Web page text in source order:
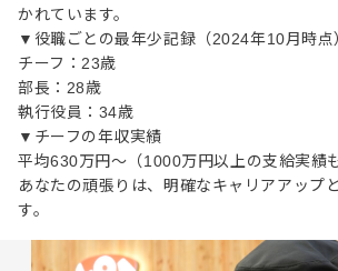
かれています。
▼役職ごとの最年少記録（2024年10月時点
チーフ：23歳
部長：28歳
執行役員：34歳
▼チーフの年収実績
平均630万円～（1000万円以上の支給実績
あなたの頑張りは、明確なキャリアアップ
す。